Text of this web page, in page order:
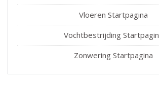
Vloeren Startpagina
Vochtbestrijding
Zonwering Startpagina